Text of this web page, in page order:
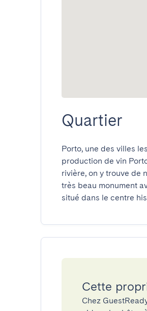
Quartier
Porto, une des villes
production de vin
rivière, on y trouve de
très beau monument
situé dans le centre
Cette
Chez